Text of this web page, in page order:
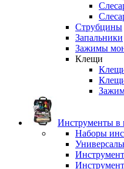
Струбцины
Запальники
Зажимы
Клещи
Инструменты в
Наборы